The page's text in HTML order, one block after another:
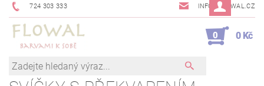
724 303 333 INFO@FLOWAL.CZ
0 0 Kč